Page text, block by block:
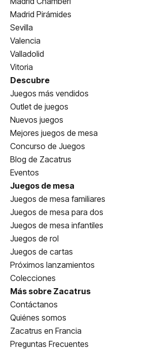
Madrid Pirámides
Sevilla
Valencia
Valladolid
Vitoria
Descubre
Juegos más vendidos
Outlet de juegos
Nuevos juegos
Mejores juegos de mesa
Concurso de Juegos
Blog de Zacatrus
Eventos
Juegos de mesa
Juegos de mesa familiares
Juegos de mesa para dos
Juegos de mesa infantiles
Juegos de rol
Juegos de cartas
Próximos lanzamientos
Colecciones
Más sobre Zacatrus
Contáctanos
Quiénes somos
Zacatrus en Francia
Preguntas Frecuentes